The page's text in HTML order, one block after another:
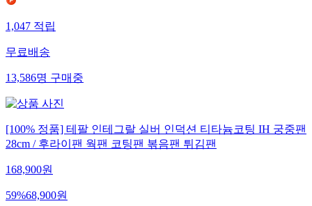
1,047 적립
무료배송
13,586명 구매중
[100% 정품] 테팔 인테그랄 실버 인덕션 티타늄코팅 IH 궁중팬
28cm / 후라이팬 웍팬 코팅팬 볶음팬 튀김팬
168,900원
59%68,900원